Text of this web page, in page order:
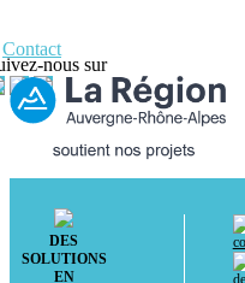
Contact
nous sur
DES
SOLUTIONS
EN